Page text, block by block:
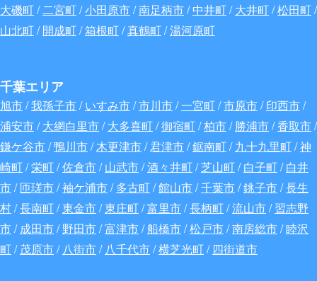
大磯町/二宮町/小田原市/南足柄市/中井町/大井町/松田町/
山北町/開成町/箱根町/真鶴町/湯河原町
千葉エリア
旭市/我孫子市/いすみ市/市川市/一宮町/市原市/印西市/
浦安市/大網白里市/大多喜町/御宿町/柏市/勝浦市/香取市/
鎌ケ谷市/鴨川市/木更津市/君津市/鋸南町/九十九里町/神
崎町/栄町/佐倉市/山武市/酒々井町/芝山町/白子町/白井
市/匝瑳市/袖ケ浦市/多古町/館山市/千葉市/銚子市/長生
村/長南町/東金市/東庄町/富里市/長柄町/流山市/習志野
市/成田市/野田市/富津市/船橋市/松戸市/南房総市/睦沢
町/茂原市/ 八街市/ 八千代市/横芝光町/ 四街道市